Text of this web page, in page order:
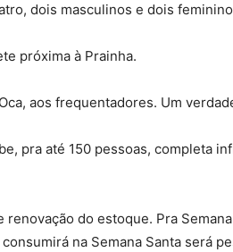
dois masculinos e dois
próxima à Prainha.
aos frequentadores. Um
pra até 150 pessoas, completa
do estoque. Pra
na Semana Santa será